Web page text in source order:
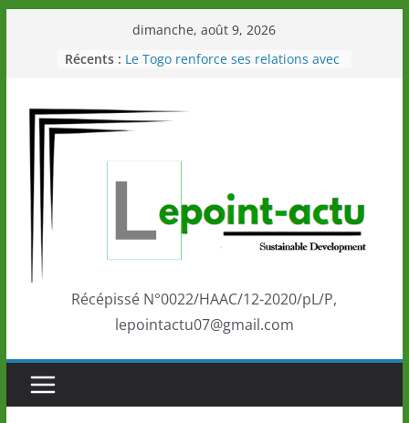
dimanche, août 9, 2026
Récents : Le Togo renforce ses relations avec
Éléphants en Côte d’Ivoire
LOTO DETENTE”, un nouveau tirage
marque de confiance au Togo sur
la scène internationale au-delà des
performances de ses athlètes
Togo: Que retenir de la politique
éducation et de l’ambition de
Récépissé N°0022/HAAC/12-2020/pL/P,
lepointactu07@gmail.com